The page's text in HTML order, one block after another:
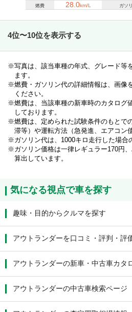
燃費 28.0km/L ガソ
4位〜10位を表示する
写真は、該当車種の年式、グレード等
ます。
燃費・ガソリン代の詳細情報は、画像
ください。
燃費は、当該車種の新車時のカタログ
しております。
燃費は、定められた試験条件のもとで
滞等）や運転方法（急発進、エアコン
ガソリン代は、1000キロ走行した場合
ガソリン価格は一律レギュラー170円
算出しています。
気になる視点で車を探す
趣味・目的からクルマを探す
アウトランダーを口コミ・評判・評
アウトランダーの新車・中古車カタ
アウトランダーの中古車検索ページ